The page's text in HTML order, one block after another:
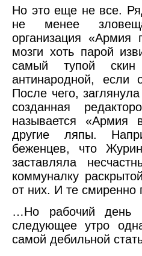
Но это еще не все.
не менее
организация «Армия
мозги хоть парой
самый тупой
антинародной, если
После чего,
созданная
называется
другие ляпы.
беженцев, что
заставляла
коммуналку
от них. И те смиренно
…Но рабочий день
следующее утро
самой дебильной